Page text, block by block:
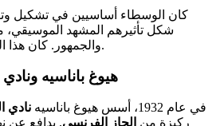
كان الوسطاء أساسيين في تشكيل
شكل تأثيرهم المشهد الموسيقي،
والجمهور. كان هذا الدور حاسماً في نشر الجاز.
هيوغ باناسيه
في عام 1932، أسس هيوغ باناسيه نادي
ركيزة من الجاز الفرنسي. يدافع عن